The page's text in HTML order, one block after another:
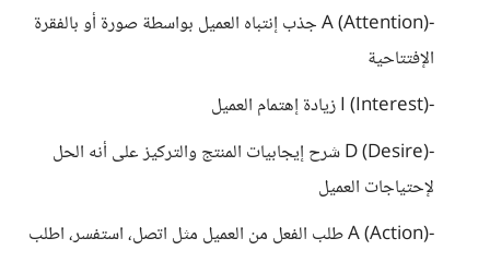
-A (Attention) جذب إنتباه العميل بواسطة صورة أو بالفقرة
الإفتتاحية
-I (Interest) زيادة إهتمام العميل
-D (Desire) شرح إيجابيات المنتج والتركيز على أنه الحل
لإحتياجات العميل
-A (Action) طلب الفعل من العميل مثل اتصل، استفسر، اطلب